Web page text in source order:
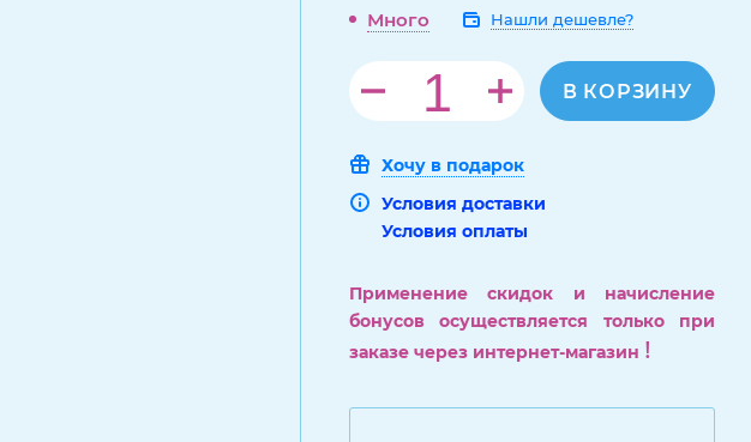
Много Нашли дешевле?
В КОРЗИНУ
Хочу в подарок
Условия доставки
Условия оплаты
Применение скидок и начисление
бонусов осуществляется только при
заказе через интернет-магазин !